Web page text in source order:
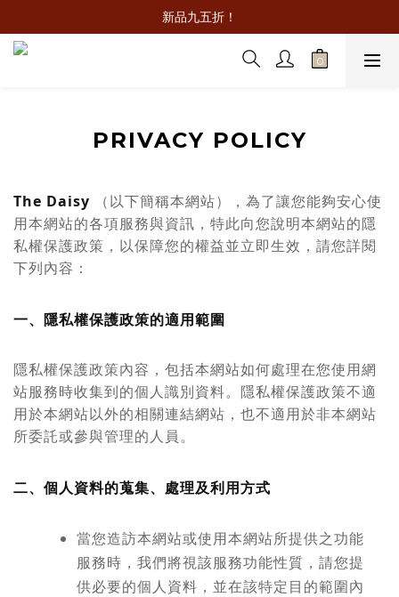
新品九五折！
PRIVACY POLICY
The Daisy
（以下簡稱本網站），為了讓您能夠安心使
用本網站的各項服務與資訊，特此向您說明本網站的隱
私權保護政策，以保障您的權益並立即生效，請您詳閱
下列內容：
一、隱私權保護政策的適用範圍
隱私權保護政策內容，包括本網站如何處理在您使用網
站服務時收集到的個人識別資料。隱私權保護政策不適
用於本網站以外的相關連結網站，也不適用於非本網站
所委託或參與管理的人員。
二、個人資料的蒐集、處理及利用方式
當您造訪本網站或使用本網站所提供之功能
服務時，我們將視該服務功能性質，請您提
供必要的個人資料，並在該特定目的範圍內